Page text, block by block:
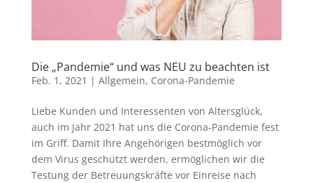
Die „Pandemie“ und was NEU zu beachten ist
Feb. 1, 2021 | Allgemein, Corona-Pandemie
Liebe Kunden und Interessenten von Altersglück,
auch im Jahr 2021 hat uns die Corona-Pandemie fest
im Griff. Damit Ihre Angehörigen bestmöglich vor
dem Virus geschützt werden, ermöglichen wir die
Testung der Betreuungskräfte vor Einreise nach